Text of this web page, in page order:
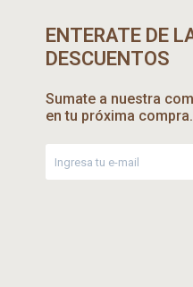
ENTERATE DE
DESCUENTOS
Sumate a nuestra
en tu próxima compra.